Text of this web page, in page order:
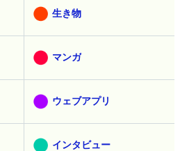
生き物
マンガ
ウェブアプリ
インタビュー